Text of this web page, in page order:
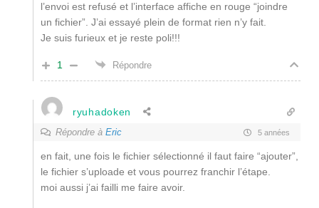
l’envoi est refusé et l’interface affiche en rouge “joindre
un fichier”. J’ai essayé plein de format rien n’y fait.
Je suis furieux et je reste poli!!!
1 Répondre
ryuhadoken
Répondre à Eric 5 années
en fait, une fois le fichier sélectionné il faut faire “ajouter”,
le fichier s’uploade et vous pourrez franchir l’étape.
moi aussi j’ai failli me faire avoir.